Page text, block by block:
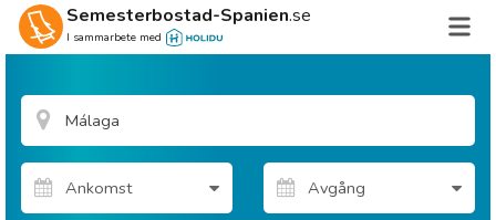
Semesterbostad-Spanien.se
I sammarbete med